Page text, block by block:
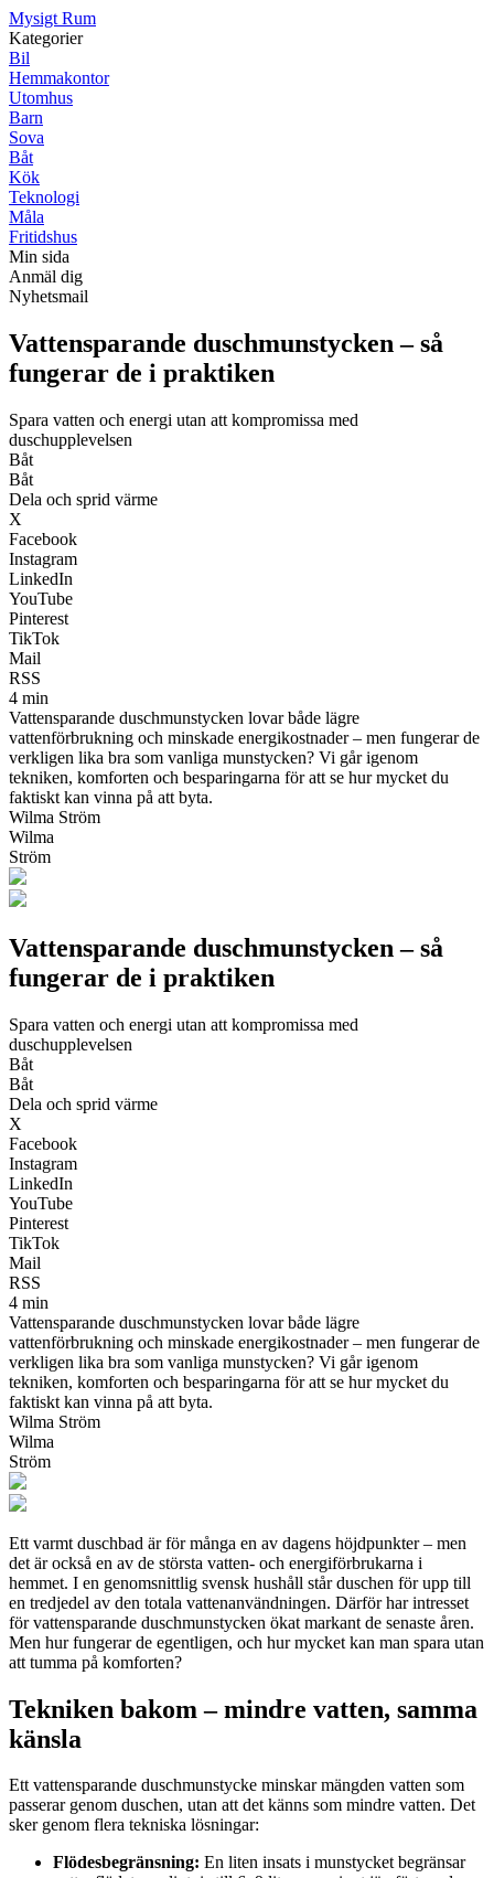
Mysigt Rum
Kategorier
Bil
Hemmakontor
Utomhus
Barn
Sova
Båt
Kök
Teknologi
Måla
Fritidshus
Min sida
Anmäl dig
Nyhetsmail
Vattensparande duschmunstycken – så
fungerar de i praktiken
Spara vatten och energi utan att kompromissa med
duschupplevelsen
Båt
Båt
Dela och sprid värme
X
Facebook
Instagram
LinkedIn
YouTube
Pinterest
TikTok
Mail
RSS
4 min
Vattensparande duschmunstycken lovar både lägre
vattenförbrukning och minskade energikostnader – men fungerar de
verkligen lika bra som vanliga munstycken? Vi går igenom
tekniken, komforten och besparingarna för att se hur mycket du
faktiskt kan vinna på att byta.
Wilma Ström
Wilma
Ström
Vattensparande duschmunstycken – så
fungerar de i praktiken
Spara vatten och energi utan att kompromissa med
duschupplevelsen
Båt
Båt
Dela och sprid värme
X
Facebook
Instagram
LinkedIn
YouTube
Pinterest
TikTok
Mail
RSS
4 min
Vattensparande duschmunstycken lovar både lägre
vattenförbrukning och minskade energikostnader – men fungerar de
verkligen lika bra som vanliga munstycken? Vi går igenom
tekniken, komforten och besparingarna för att se hur mycket du
faktiskt kan vinna på att byta.
Wilma Ström
Wilma
Ström
Ett varmt duschbad är för många en av dagens höjdpunkter – men
det är också en av de största vatten- och energiförbrukarna i
hemmet. I en genomsnittlig svensk hushåll står duschen för upp till
en tredjedel av den totala vattenanvändningen. Därför har intresset
för vattensparande duschmunstycken ökat markant de senaste åren.
Men hur fungerar de egentligen, och hur mycket kan man spara utan
att tumma på komforten?
Tekniken bakom – mindre vatten, samma
känsla
Ett vattensparande duschmunstycke minskar mängden vatten som
passerar genom duschen, utan att det känns som mindre vatten. Det
sker genom flera tekniska lösningar:
Flödesbegränsning: En liten insats i munstycket begränsar